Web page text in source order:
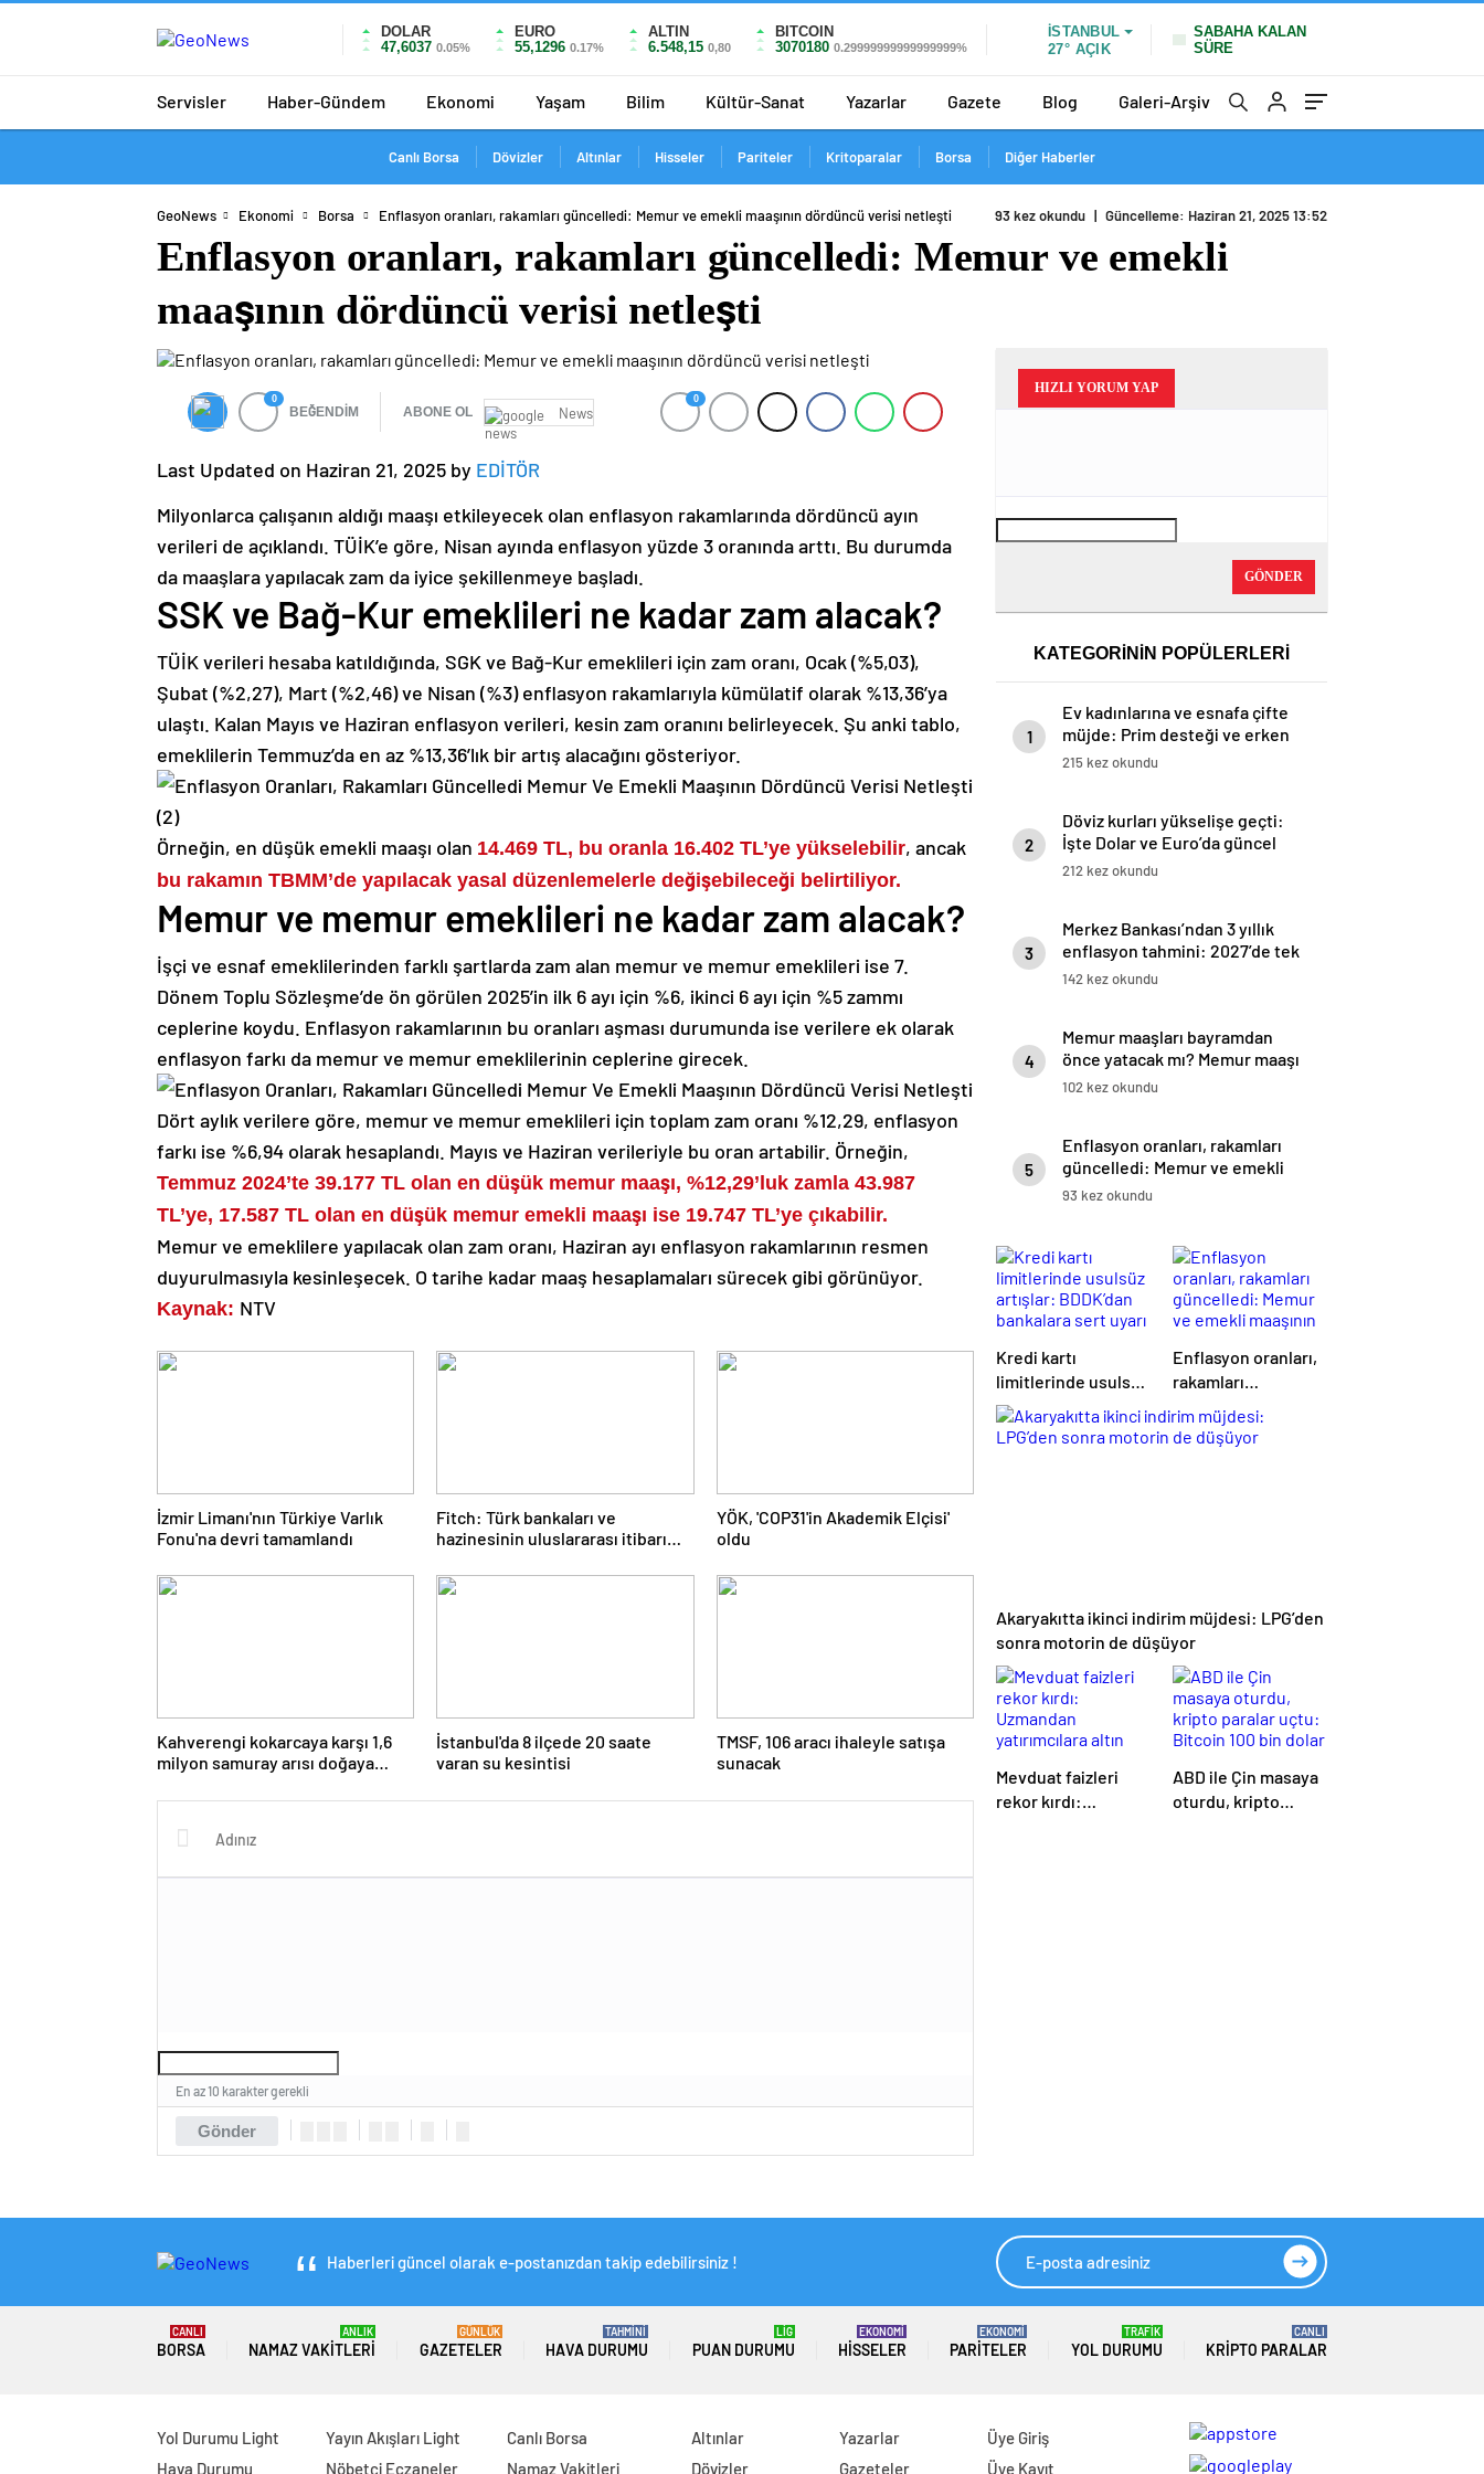
DOLAR
47,6037 0.05%
EURO
55,1296 0.17%
ALTIN
6.548,15 0,80
BITCOIN
3070180 0.29999999999999999%
İSTANBUL
27° AÇIK
SABAHA KALAN
SÜRE
Servisler Haber-Gündem Ekonomi Yaşam Bilim Kültür-Sanat Yazarlar Gazete Blog Galeri-Arşiv
Canlı Borsa Dövizler Altınlar Hisseler Pariteler Kritoparalar Borsa Diğer Haberler
GeoNews Ekonomi Borsa Enflasyon oranları, rakamları güncelledi: Memur ve emekli maaşının dördüncü verisi netleşti 93 kez okundu | Güncelleme: Haziran 21, 2025 13:52
Enflasyon oranları, rakamları güncelledi: Memur ve emekli
maaşının dördüncü verisi netleşti
0
BEĞENDİM ABONE OL News
0
Last Updated on Haziran 21, 2025 by EDİTÖR
Milyonlarca çalışanın aldığı maaşı etkileyecek olan enflasyon rakamlarında dördüncü ayın
verileri de açıklandı. TÜİK’e göre, Nisan ayında enflasyon yüzde 3 oranında arttı. Bu durumda
da maaşlara yapılacak zam da iyice şekillenmeye başladı.
SSK ve Bağ-Kur emeklileri ne kadar zam alacak?
TÜİK verileri hesaba katıldığında, SGK ve Bağ-Kur emeklileri için zam oranı, Ocak (%5,03),
Şubat (%2,27), Mart (%2,46) ve Nisan (%3) enflasyon rakamlarıyla kümülatif olarak %13,36’ya
ulaştı. Kalan Mayıs ve Haziran enflasyon verileri, kesin zam oranını belirleyecek. Şu anki tablo,
emeklilerin Temmuz’da en az %13,36’lık bir artış alacağını gösteriyor.
Örneğin, en düşük emekli maaşı olan 14.469 TL, bu oranla 16.402 TL’ye yükselebilir, ancak
bu rakamın TBMM’de yapılacak yasal düzenlemelerle değişebileceği belirtiliyor.
Memur ve memur emeklileri ne kadar zam alacak?
İşçi ve esnaf emeklilerinden farklı şartlarda zam alan memur ve memur emeklileri ise 7.
Dönem Toplu Sözleşme’de ön görülen 2025’in ilk 6 ayı için %6, ikinci 6 ayı için %5 zammı
ceplerine koydu. Enflasyon rakamlarının bu oranları aşması durumunda ise verilere ek olarak
enflasyon farkı da memur ve memur emeklilerinin ceplerine girecek.
Dört aylık verilere göre, memur ve memur emeklileri için toplam zam oranı %12,29, enflasyon
farkı ise %6,94 olarak hesaplandı. Mayıs ve Haziran verileriyle bu oran artabilir. Örneğin,
Temmuz 2024’te 39.177 TL olan en düşük memur maaşı, %12,29’luk zamla 43.987
TL’ye, 17.587 TL olan en düşük memur emekli maaşı ise 19.747 TL’ye çıkabilir.
Memur ve emeklilere yapılacak olan zam oranı, Haziran ayı enflasyon rakamlarının resmen
duyurulmasıyla kesinleşecek. O tarihe kadar maaş hesaplamaları sürecek gibi görünüyor.
Kaynak: NTV
İzmir Limanı'nın Türkiye Varlık
Fonu'na devri tamamlandı
Fitch: Türk bankaları ve
hazinesinin uluslararası itibarı
YÖK, 'COP31'in Akademik Elçisi'
oldu
Kahverengi kokarcaya karşı 1,6
milyon samuray arısı doğaya
İstanbul'da 8 ilçede 20 saate
varan su kesintisi
TMSF, 106 aracı ihaleyle satışa
sunacak
Gönder
En az 10 karakter gerekli
HIZLI YORUM YAP
GÖNDER
KATEGORİNİN POPÜLERLERİ
1
Ev kadınlarına ve esnafa çifte
müjde: Prim desteği ve erken
emeklilik aynı anda gelecek
215 kez okundu
2
Döviz kurları yükselişe geçti:
İşte Dolar ve Euro’da güncel
rakamlar
212 kez okundu
3
Merkez Bankası’ndan 3 yıllık
enflasyon tahmini: 2027’de tek
haneli rakama gerileyecek
142 kez okundu
4
Memur maaşları bayramdan
önce yatacak mı? Memur maaşı
ne zaman yatacak?
102 kez okundu
5
Enflasyon oranları, rakamları
güncelledi: Memur ve emekli
maaşının dördüncü verisi
93 kez okundu
Kredi kartı
limitlerinde usulsüz
artışlar: BDDK’dan
bankalara sert uyarı
Enflasyon oranları,
rakamları
güncelledi: Memur
ve emekli maaşının
dördüncü verisi
Akaryakıtta ikinci indirim müjdesi: LPG’den
sonra motorin de düşüyor
Mevduat faizleri
rekor kırdı:
ABD ile Çin masaya
oturdu, kripto
Haberleri güncel olarak e-postanızdan takip edebilirsiniz !
BORSA
CANLI
NAMAZ VAKITLERI
ANLIK
GAZETELER
GÜNLÜK
HAVA DURUMU
TAHMİNİ
PUAN DURUMU
LİG
HISSELER
EKONOMİ
PARITELER
EKONOMİ
YOL DURUMU
TRAFİK
KRIPTO PARALAR
CANLI
Yol Durumu Light
Hava Durumu
Yayın Akışları Light
Nöbetçi Eczaneler
Canlı Borsa
Namaz Vakitleri
Altınlar
Dövizler
Yazarlar
Gazeteler
Üye Giriş
Üye Kayıt